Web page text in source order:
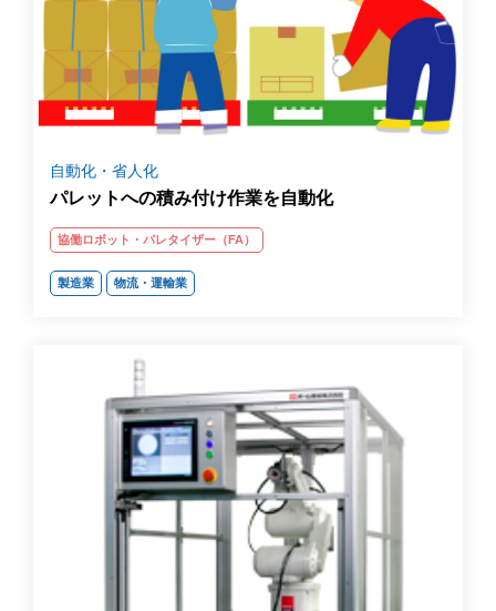
自動化・省人化
パレットへの積み付け作業を自動化
協働ロボット・パレタイザー（FA）
製造業 物流・運輸業